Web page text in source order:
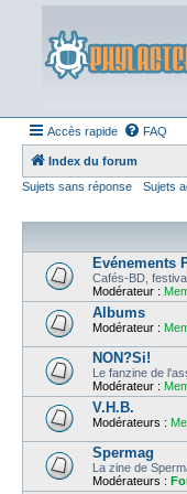
Accès rapide FAQ
Index du forum
Sujets sans réponse
Sujets
Evénements
Cafés-BD,
Modérateur :
Albums
Modérateur :
NON?Si!
Le fanzine de
Modérateur :
V.H.B.
Modérateurs :
Spermag
La zine de
Modérateurs :